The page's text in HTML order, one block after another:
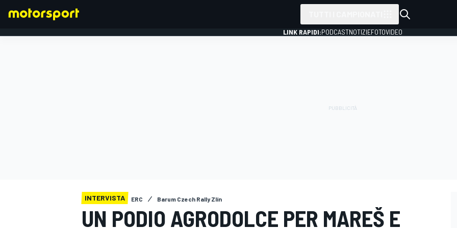
LINK RAPIDI:PODCASTNOTIZIEFOTOVIDEO
INTERVISTA ERC Barum Czech Rally Zlín
UN PODIO AGRODOLCE PER MAREŠ E